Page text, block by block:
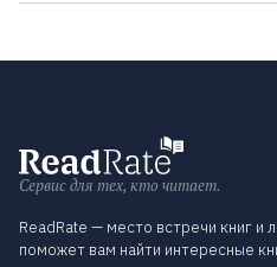
Сервис для тех, кто читает.
ReadRate — место встречи книг и
поможет вам найти интересные